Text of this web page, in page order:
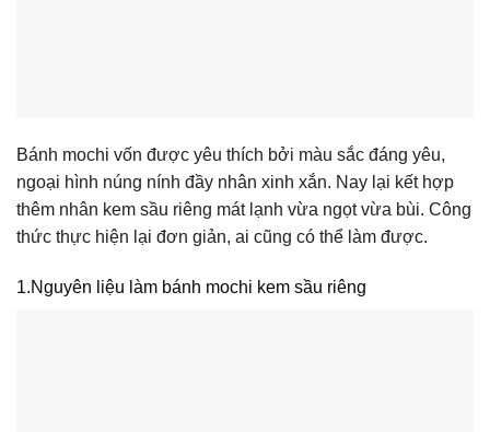
Bánh mochi vốn được yêu thích bởi màu sắc đáng yêu,
ngoại hình núng nính đầy nhân xinh xắn. Nay lại kết hợp
thêm nhân kem sầu riêng mát lạnh vừa ngọt vừa bùi. Công
thức thực hiện lại đơn giản, ai cũng có thể làm được.
1.Nguyên liệu làm bánh mochi kem sầu riêng